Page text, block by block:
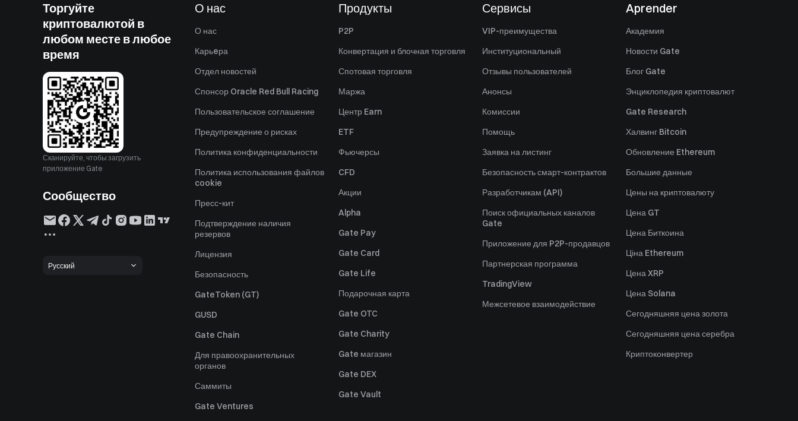
Торгуйте
криптовалютой в
любом месте в любое
время
Сканируйте, чтобы загрузить
приложение Gate
Сообщество
Русский
О нас
О нас
Карьeра
Отдел новостей
Спонсор Oracle Red Bull Racing
Пользовательское соглашение
Предупреждение о рисках
Политика конфиденциальности
Политика использования файлов
cookie
Пресс-кит
Подтверждение наличия
резервов
Лицензия
Безопасность
GateToken (GT)
GUSD
Gate Chain
Для правоохранительных
органов
Саммиты
Gate Ventures
Продукты
P2P
Конвертация и блочная торговля
Спотовая торговля
Маржа
Центр Earn
ETF
Фьючерсы
CFD
Акции
Alpha
Gate Pay
Gate Card
Gate Life
Подарочная карта
Gate OTC
Gate Charity
Gate магазин
Gate DEX
Gate Vault
Сервисы
VIP-преимущества
Институциональный
Отзывы пользователей
Анонсы
Комиссии
Помощь
Заявка на листинг
Безопасность смарт-контрактов
Разработчикам (API)
Поиск официальных каналов
Gate
Приложение для P2P-продавцов
Партнерская программа
TradingView
Межсетевое взаимодействие
Aprender
Академия
Новости Gate
Блог Gate
Энциклопедия криптовалют
Gate Research
Халвинг Bitcoin
Обновление Ethereum
Большие данные
Цены на криптовалюту
Цена GT
Цена Биткоина
Ціна Ethereum
Цена XRP
Цена Solana
Сегодняшняя цена золота
Сегодняшняя цена серебра
Криптоконвертер